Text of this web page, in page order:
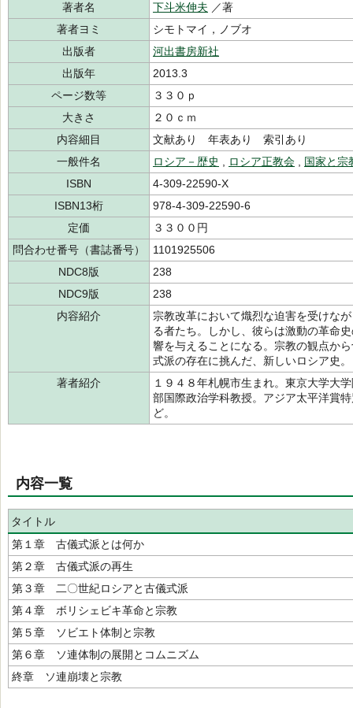
著者名
下斗米伸夫 ／著
著者ヨミ
シモトマイ，ノブオ
出版者
河出書房新社
出版年
2013.3
ページ数等
３３０ｐ
大きさ
２０ｃｍ
内容細目
文献あり 年表あり 索引あり
一般件名
ロシア－歴史 ロシア正教会
国家と宗
ISBN
4-309-22590-X
ISBN13桁
978-4-309-22590-6
定価
３３００円
問合わせ番号（書誌番号）
1101925506
NDC8版
238
NDC9版
238
内容紹介
宗教改革において熾烈な迫害を受けな
る者たち。しかし、彼らは激動の革命
響を与えることになる。宗教の観点か
式派の存在に挑んだ、新しいロシア史。
著者紹介
１９４８年札幌市生まれ。東京大学大
部国際政治学科教授。アジア太平洋賞
ど。
内容一覧
タイトル
第１章 古儀式派とは何か
第２章 古儀式派の再生
第３章 二〇世紀ロシアと古儀式派
第４章 ボリシェビキ革命と宗教
第５章 ソビエト体制と宗教
第６章 ソ連体制の展開とコムニズム
終章 ソ連崩壊と宗教